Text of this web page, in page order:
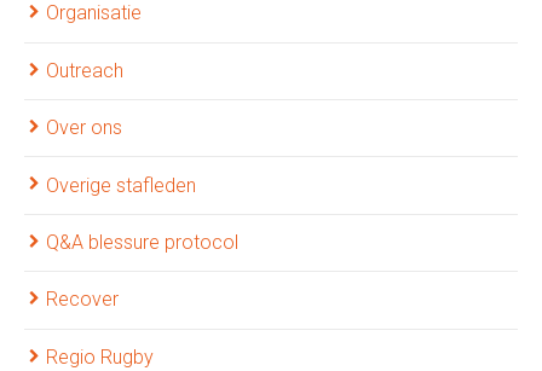
Organisatie
Outreach
Over ons
Overige stafleden
Q&A blessure protocol
Recover
Regio Rugby